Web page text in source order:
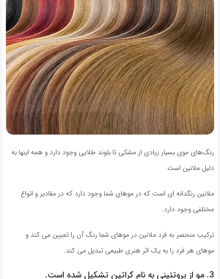
رنگ‌های موی بسیار زیادی از مشکی تا بلوند طلایی وجود دارد و همه اینها به
دلیل ملانین است.
ملانین رنگدانه ای است که در موهای شما وجود دارد که در مقادیر و انواع
مختلفی وجود دارد.
ترکیب منحصر به فرد ملانین در موهای شما رنگ آن را تعیین می کند و
موهای هر فرد را به یک اثر هنری طبیعی تبدیل می کند.
3. مو از پروتئینی به نام کراتین تشکیل شده است.